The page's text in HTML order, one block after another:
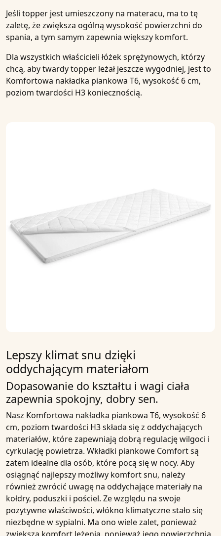
Jeśli topper jest umieszczony na materacu, ma to tę
zaletę, że zwiększa ogólną wysokość powierzchni do
spania, a tym samym zapewnia większy komfort.
Dla wszystkich właścicieli łóżek sprężynowych, którzy
chcą, aby twardy topper leżał jeszcze wygodniej, jest to
Komfortowa nakładka piankowa T6, wysokość 6 cm,
poziom twardości H3 koniecznością.
Lepszy klimat snu dzięki
oddychającym materiałom
Dopasowanie do kształtu i wagi ciała
zapewnia spokojny, dobry sen.
Nasz Komfortowa nakładka piankowa T6, wysokość 6
cm, poziom twardości H3składa się z oddychających
materiałów, które zapewniają dobrą regulację wilgoci i
cyrkulację powietrza. Wkładki piankowe Comfort są
zatem idealne dla osób, które pocą się w nocy. Aby
osiągnąć najlepszy możliwy komfort snu, należy
również zwrócić uwagę na oddychające materiały na
kołdry, poduszki i pościel. Ze względu na swoje
pozytywne właściwości, włókno klimatyczne stało się
niezbędne w sypialni. Ma ono wiele zalet, ponieważ